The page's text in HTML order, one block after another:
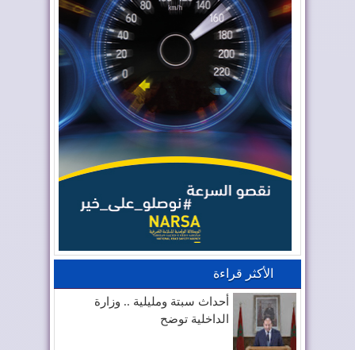
الأكثر قراءة
أحداث سبتة ومليلية .. وزارة
الداخلية توضح